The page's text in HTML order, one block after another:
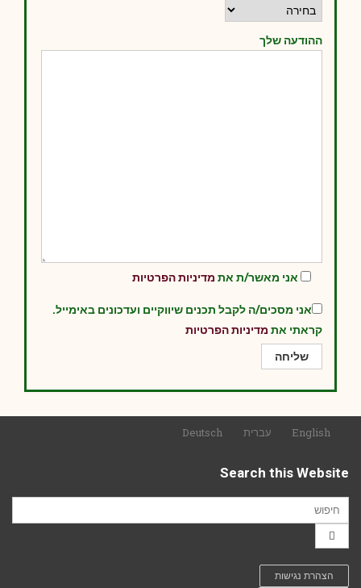
ההודעה שלך
אני מאשר/ת את מדיניות הפרטיות
אני מסכים/ה לקבל תכנים שיווקיים ועדכונים באימייל.
קראתי את מדיניות הפרטיות
English עברית Deutsch
Search this Website
הצהרת נגישות